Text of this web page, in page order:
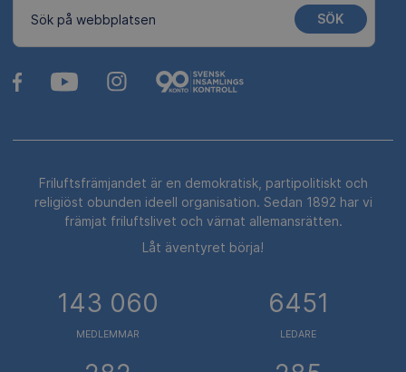
Sök på webbplatsen SÖK
Friluftsfrämjandet är en demokratisk, partipolitiskt och
religiöst obunden ideell organisation. Sedan 1892 har vi
främjat friluftslivet och värnat allemansrätten.
Låt äventyret börja!
143 060
MEDLEMMAR
6451
LEDARE